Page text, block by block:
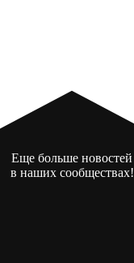
Еще больше новостей
в наших сообществах!